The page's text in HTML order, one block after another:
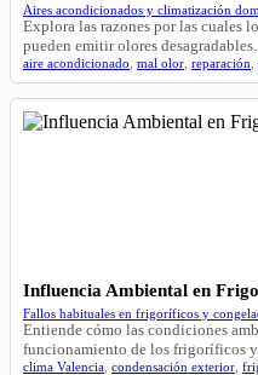
Aires acondicionados y climatización
Explora las razones por las cuales
pueden emitir olores
aire acondicionado mal olor reparación
Influencia Ambiental en
Fallos habituales en frigoríficos y
Entiende cómo las condiciones
funcionamiento de los frigoríficos
clima Valencia condensación exterior